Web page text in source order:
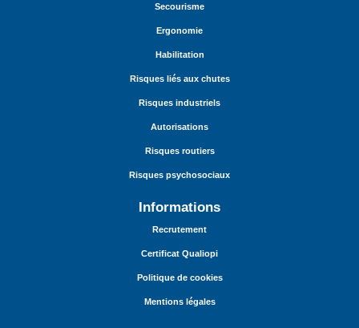
Secourisme
Ergonomie
Habilitation
Risques liés aux chutes
Risques industriels
Autorisations
Risques routiers
Risques psychosociaux
Informations
Recrutement
Certificat Qualiopi
Politique de cookies
Mentions légales